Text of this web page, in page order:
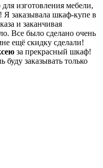
изготовления мебели,
заказывала шкаф-купе в
и заканчивая
Все было сделано очень
ещё скидку сделали!
за прекрасный шкаф!
буду заказывать только